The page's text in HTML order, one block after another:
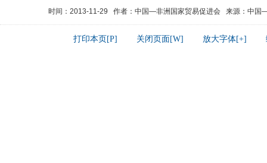
时间：2013-11-29 作者：中国—非洲国家贸易促进会 来源：中国
打印本页[P] 关闭页面[W] 放大字体[+]